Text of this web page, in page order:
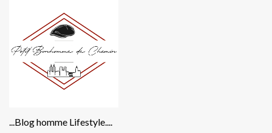
...Blog homme Lifestyle....